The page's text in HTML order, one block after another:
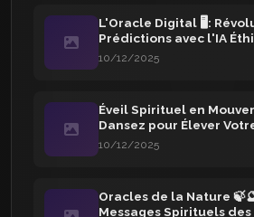
L'Oracle Digital 🖥️:
Prédictions avec l'IA
10/12/2025
Éveil Spirituel en
Dansez pour Élever
10/12/2025
Oracles de la Nature
Messages Spirituels